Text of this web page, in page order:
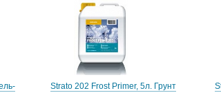
Strato 202 Frost Primer, 5л. Грунт